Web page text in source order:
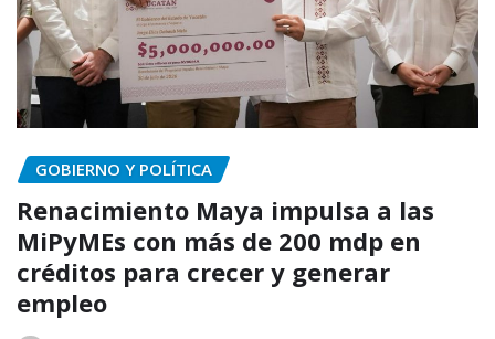
GOBIERNO Y POLÍTICA
Renacimiento Maya impulsa a las
MiPyMEs con más de 200 mdp en
créditos para crecer y generar
empleo